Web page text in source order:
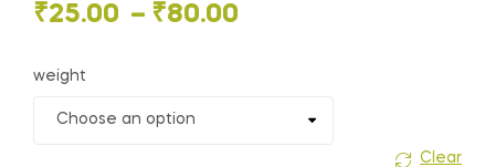
₹25.00 – ₹80.00
Price
₹25.00
weight
Clear